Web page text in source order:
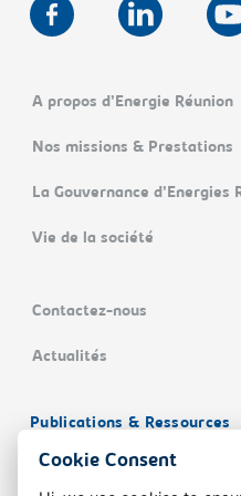
A propos d’Energie Réunion
Nos missions & Prestations
La Gouvernance d’Energies
Vie de la société
Contactez-nous
Actualités
Publications & Ressources
Cookie Consent